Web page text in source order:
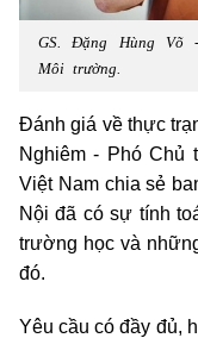
GS. Đặng Hùng Võ
Môi trường.
Đánh giá về thực
Nghiêm - Phó Chủ
Việt Nam chia sẻ
Nội đã có sự tính
trường học và
đó.
Yêu cầu có đầy đủ,